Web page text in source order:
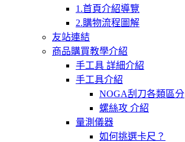
1.首頁介紹導覽
2.購物流程圖解
友站連結
商品購買教學介紹
手工具 詳細介紹
手工具介紹
NOGA刮刀各類區分
螺絲攻 介紹
量測儀器
如何挑選卡尺？